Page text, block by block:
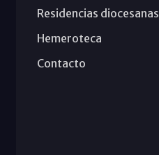
Residencias diocesanas
Hemeroteca
Contacto